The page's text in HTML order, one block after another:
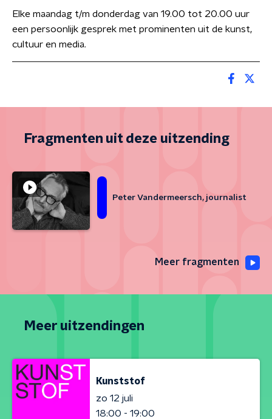
Elke maandag t/m donderdag van 19.00 tot 20.00 uur
een persoonlijk gesprek met prominenten uit de kunst,
cultuur en media.
Fragmenten uit deze uitzending
Peter Vandermeersch, journalist
Meer fragmenten
Meer uitzendingen
Kunststof
zo 12 juli
18:00 - 19:00